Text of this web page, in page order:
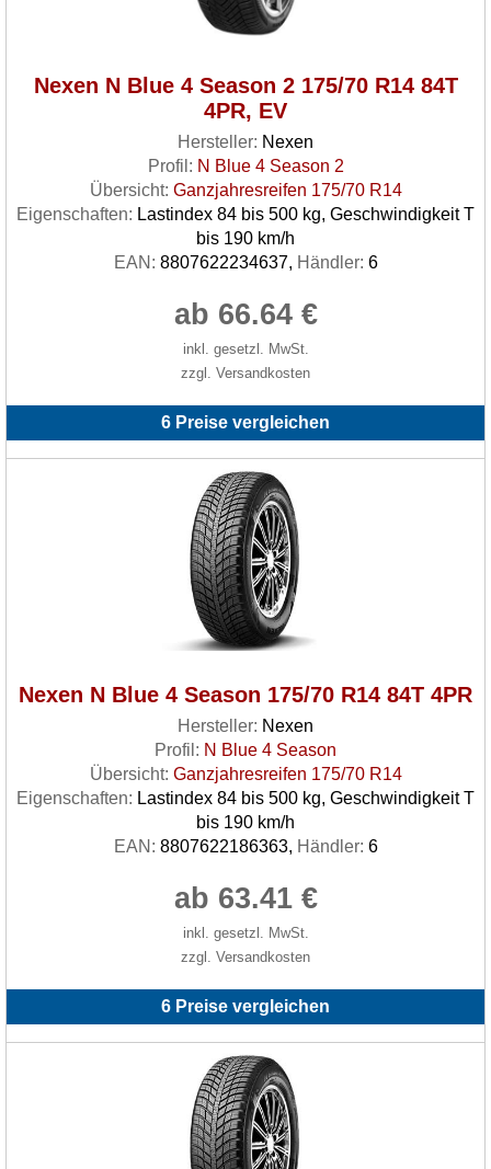
Nexen N Blue 4 Season 2 175/70 R14 84T
4PR, EV
Hersteller: Nexen
Profil: N Blue 4 Season 2
Übersicht: Ganzjahresreifen 175/70 R14
Eigenschaften: Lastindex 84 bis 500 kg, Geschwindigkeit T
bis 190 km/h
EAN: 8807622234637, Händler: 6
ab 66.64 €
inkl. gesetzl. MwSt.
zzgl. Versandkosten
6 Preise vergleichen
Nexen N Blue 4 Season 175/70 R14 84T 4PR
Hersteller: Nexen
Profil: N Blue 4 Season
Übersicht: Ganzjahresreifen 175/70 R14
Eigenschaften: Lastindex 84 bis 500 kg, Geschwindigkeit T
bis 190 km/h
EAN: 8807622186363, Händler: 6
ab 63.41 €
inkl. gesetzl. MwSt.
zzgl. Versandkosten
6 Preise vergleichen